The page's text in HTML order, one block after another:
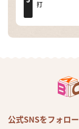
打
公式SNSをフォロー